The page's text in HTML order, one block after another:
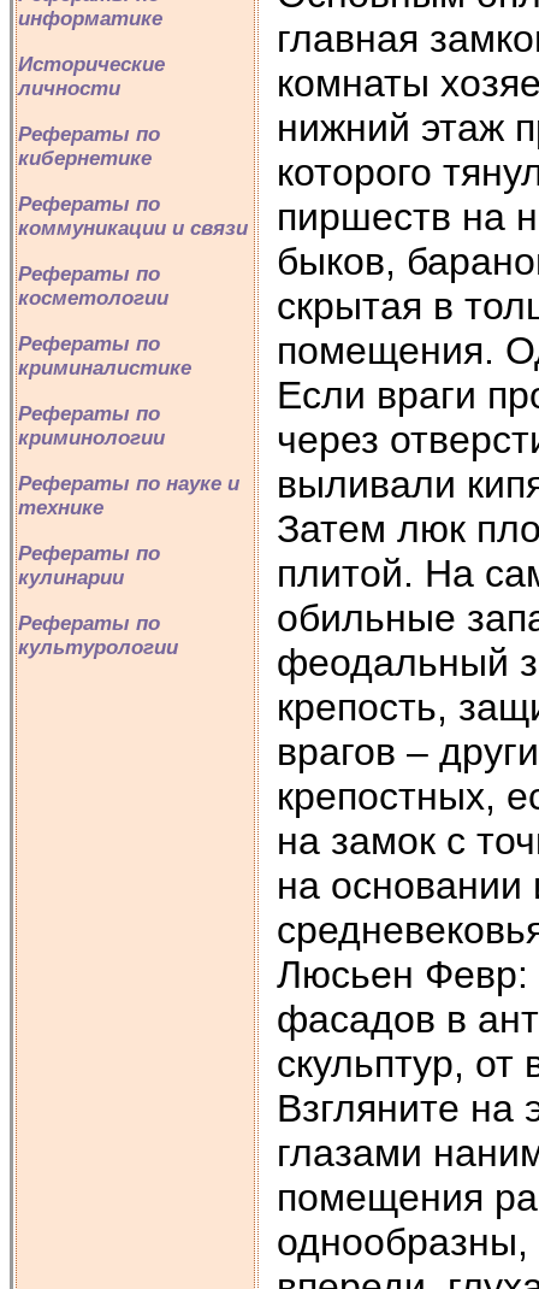
информатике
Исторические
личности
Рефераты по
кибернетике
Рефераты по
коммуникации и связи
Рефераты по
косметологии
Рефераты по
криминалистике
Рефераты по
криминологии
Рефераты по науке и
технике
Рефераты по
кулинарии
Рефераты по
культурологии
главная
комнаты
нижний этаж
которого
пиршеств на
быков,
скрытая в
помещения.
Если враги
через
выливали
Затем люк
плитой. На
обильные
феодальный
крепость,
врагов –
крепостных,
на замок с
на основании
Люсьен Февр:
фасадов в
скульптур,
Взгляните на
глазами
помещения
однообразны,